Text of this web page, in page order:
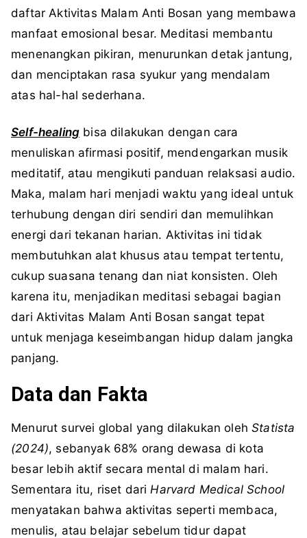
daftar Aktivitas Malam Anti Bosan yang membawa
manfaat emosional besar. Meditasi membantu
menenangkan pikiran, menurunkan detak jantung,
dan menciptakan rasa syukur yang mendalam
atas hal-hal sederhana.
Self-healing bisa dilakukan dengan cara
menuliskan afirmasi positif, mendengarkan musik
meditatif, atau mengikuti panduan relaksasi audio.
Maka, malam hari menjadi waktu yang ideal untuk
terhubung dengan diri sendiri dan memulihkan
energi dari tekanan harian. Aktivitas ini tidak
membutuhkan alat khusus atau tempat tertentu,
cukup suasana tenang dan niat konsisten. Oleh
karena itu, menjadikan meditasi sebagai bagian
dari Aktivitas Malam Anti Bosan sangat tepat
untuk menjaga keseimbangan hidup dalam jangka
panjang.
Data dan Fakta
Menurut survei global yang dilakukan olehStatista
(2024), sebanyak 68% orang dewasa di kota
besar lebih aktif secara mental di malam hari.
Sementara itu, riset dari Harvard Medical School
menyatakan bahwa aktivitas seperti membaca,
menulis, atau belajar sebelum tidur dapat